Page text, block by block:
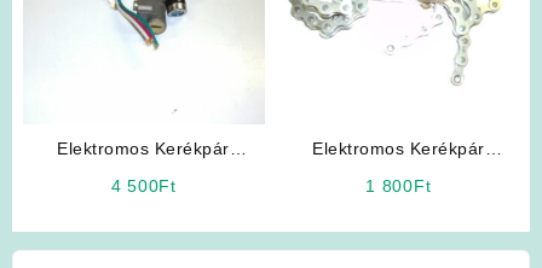
Elektromos Kerékpár
4 500Ft
Elektromos Kerékpár
1 800Ft